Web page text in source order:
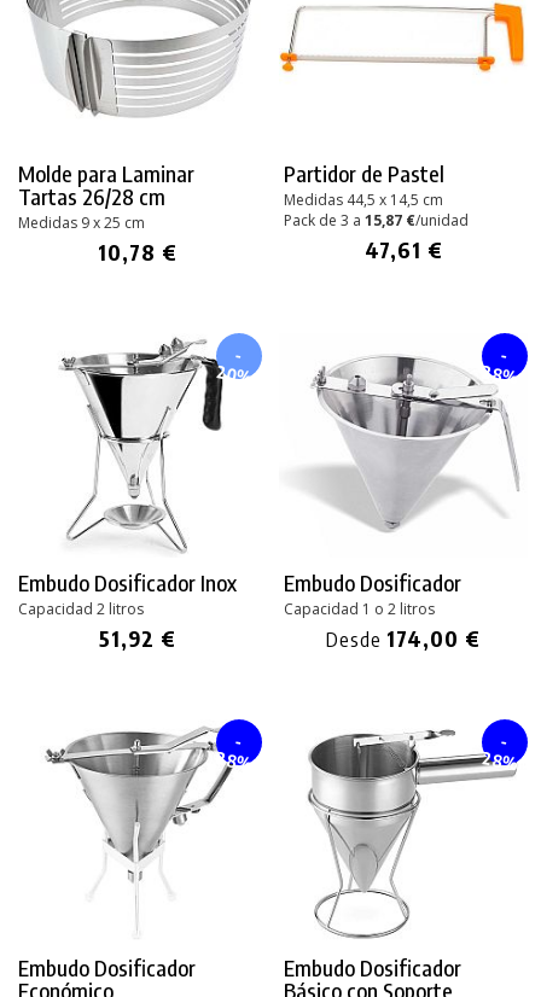
Molde para Laminar
Tartas 26/28 cm
Medidas 9 x 25 cm
10,78 €
Partidor de Pastel
Medidas 44,5 x 14,5 cm
Pack de 3 a 15,87 €/unidad
47,61 €
-
20%
Embudo Dosificador Inox
Capacidad 2 litros
51,92 €
-
28%
Embudo Dosificador
Capacidad 1 o 2 litros
Desde 174,00 €
-
28%
Embudo Dosificador
Económico
-
28%
Embudo Dosificador
Básico con Soporte